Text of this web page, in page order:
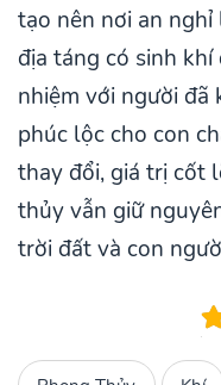
tạo nên nơi an
địa táng có sinh
nhiệm với người đã
phúc lộc cho con
thay đổi, giá trị cốt
thủy vẫn giữ
trời đất và con